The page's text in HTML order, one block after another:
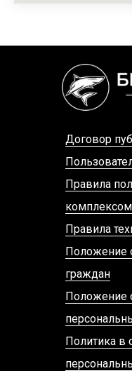
Договор
Правила
комплексом
Правила
Положение
граждан
Положение
Политика в